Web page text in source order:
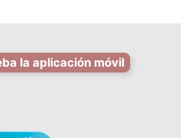
la aplicación móvil